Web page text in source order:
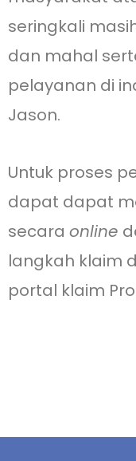
seringkali
dan mahal
pelayanan di
Jason.
Untuk proses
dapat dapat
secara online
langkah klaim
portal klaim